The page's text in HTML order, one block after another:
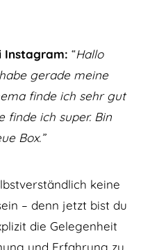
Instagram: “Hallo
gerade meine
finde ich sehr gut
finde ich super. Bin
Box.”
keine
– denn jetzt bist du
die Gelegenheit
und Erfahrung zu